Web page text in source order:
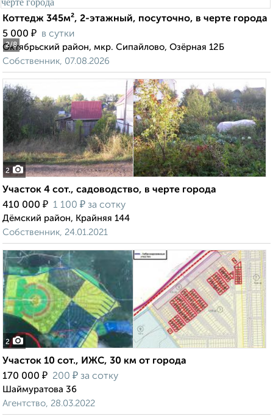
2/8
Коттедж 345м², 2-этажный, посуточно, в черте города
5 000 ₽ в сутки
Октябрьский район, мкр. Сипайлово, Озёрная 12Б
Собственник, 07.08.2026
2
Участок 4 сот., садоводство, в черте города
410 000 ₽ 1 100 ₽ за сотку
Дёмский район, Крайняя 144
Собственник, 24.01.2021
2
Участок 10 сот., ИЖС, 30 км от города
170 000 ₽ 200 ₽ за сотку
Шаймуратова 36
Агентство, 28.03.2022